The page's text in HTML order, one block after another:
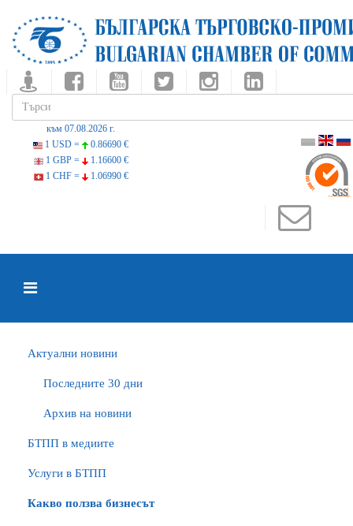
към 07.08.2026 г.
1 USD =
0.86690 €
1 GBP =
1.16600 €
1 CHF =
1.06990 €
Актуални новини
Последните 30 дни
Архив на новини
БTПП в медиите
Услуги в БТПП
Какво ползва бизнесът